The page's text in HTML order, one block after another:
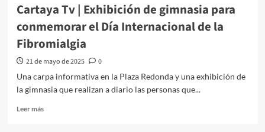
Cartaya Tv | Exhibición de gimnasia para
conmemorar el Día Internacional de la
Fibromialgia
21 de mayo de 2025
0
Una carpa informativa en la Plaza Redonda y una exhibición de
la gimnasia que realizan a diario las personas que...
Leer más